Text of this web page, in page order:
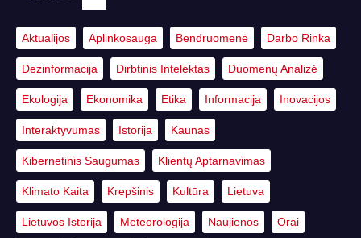
Aktualijos Aplinkosauga Bendruomenė Darbo Rinka
Dezinformacija Dirbtinis Intelektas Duomenų Analizė
Ekologija Ekonomika Etika Informacija Inovacijos
Interaktyvumas Istorija Kaunas
Kibernetinis Saugumas Klientų Aptarnavimas
Klimato Kaita Krepšinis Kultūra Lietuva
Lietuvos Istorija Meteorologija Naujienos Orai